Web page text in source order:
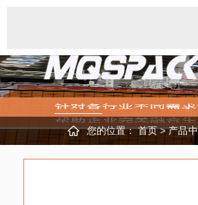
您的位置：首页>产品